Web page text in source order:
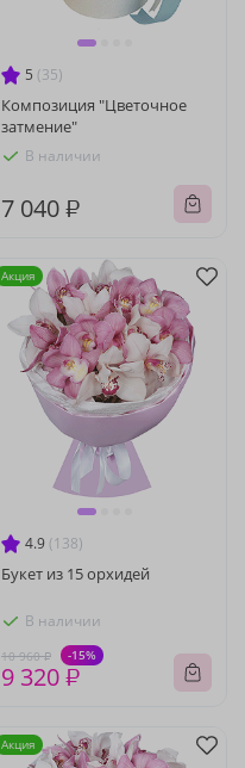
5 (35)
Композиция "Цветочное
затмение"
В наличии
7 040 ₽
4.9 (138)
Букет из 15 орхидей
В наличии
10 960 ₽ -15%
9 320 ₽
Акция
Акция